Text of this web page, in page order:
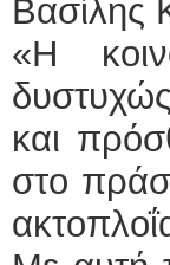
Βασίλης
«Η
και
στο